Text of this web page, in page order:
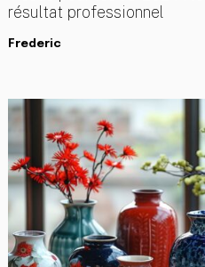
résultat professionnel
Frederic